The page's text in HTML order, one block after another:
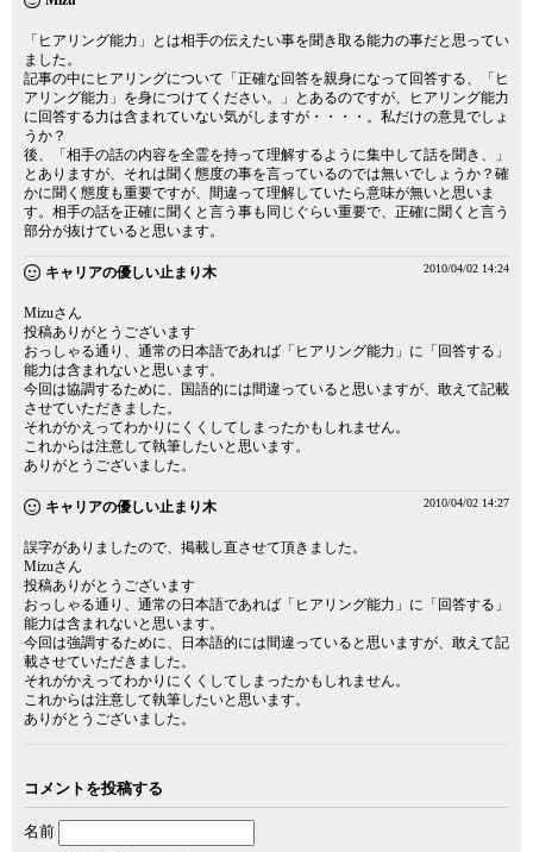
「ヒアリング能力」とは相手の伝えたい事を聞き取る能力の事だと思ってい
ました。
記事の中にヒアリングについて「正確な回答を親身になって回答する、「ヒ
アリング能力」を身につけてください。」とあるのですが、ヒアリング能力
に回答する力は含まれていない気がしますが・・・・。私だけの意見でしょ
うか？
後、「相手の話の内容を全霊を持って理解するように集中して話を聞き、」
とありますが、それは聞く態度の事を言っているのでは無いでしょうか？確
かに聞く態度も重要ですが、間違って理解していたら意味が無いと思いま
す。相手の話を正確に聞くと言う事も同じぐらい重要で、正確に聞くと言う
部分が抜けていると思います。
キャリアの優しい止まり木 2010/04/02 14:24
Mizuさん
投稿ありがとうございます
おっしゃる通り、通常の日本語であれば「ヒアリング能力」に「回答する」
能力は含まれないと思います。
今回は協調するために、国語的には間違っていると思いますが、敢えて記載
させていただきました。
それがかえってわかりにくくしてしまったかもしれません。
これからは注意して執筆したいと思います。
ありがとうございました。
キャリアの優しい止まり木 2010/04/02 14:27
誤字がありましたので、掲載し直させて頂きました。
Mizuさん
投稿ありがとうございます
おっしゃる通り、通常の日本語であれば「ヒアリング能力」に「回答する」
能力は含まれないと思います。
今回は強調するために、日本語的には間違っていると思いますが、敢えて記
載させていただきました。
それがかえってわかりにくくしてしまったかもしれません。
これからは注意して執筆したいと思います。
ありがとうございました。
コメントを投稿する
名前